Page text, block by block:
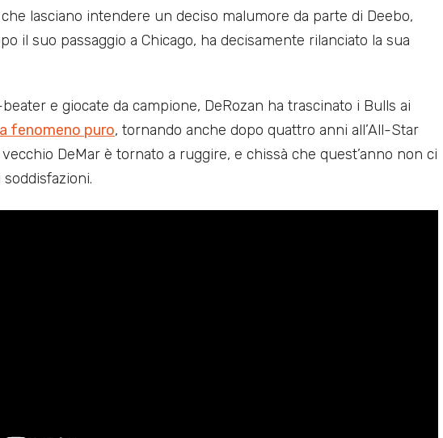
lasciano intendere un deciso malumore da parte di Deebo,
il suo passaggio a Chicago, ha decisamente rilanciato la sua
e giocate da campione, DeRozan ha trascinato i Bulls ai
fenomeno puro, tornando anche dopo quattro anni all’All-Star
DeMar è tornato a ruggire, e chissà che quest’anno non ci